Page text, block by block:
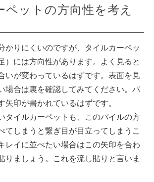
ペットの方向性を考え
かりにくいのですが、タイルカーペッ
）には方向性があります。よく見ると
いが変わっているはずです。表面を見
場合は裏を確認してみてください。パ
矢印が書かれているはずです。
タイルカーペットも、このパイルの方
てしまうと繋ぎ目が目立ってしまうこ
レイに並べたい場合はこの矢印を合わ
りましょう。これを流し貼りと言いま